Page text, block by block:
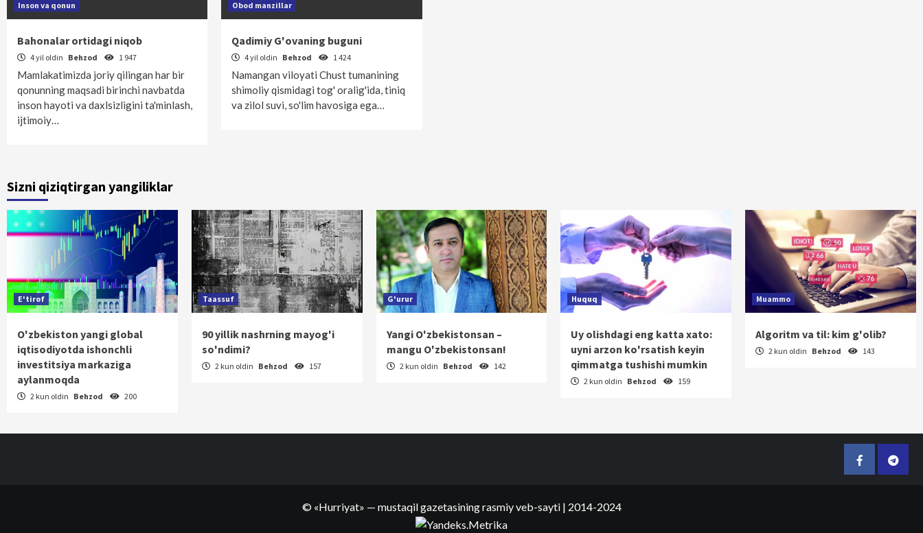
Inson va qonun
Bahonalar ortidagi niqob
4 yil oldin Behzod 1 947
Mamlakatimizda joriy qilingan har bir
qonunning maqsadi birinchi navbatda
inson hayoti va daxlsizligini ta'minlash,
ijtimoiy…
Obod manzillar
Qadimiy G'ovaning buguni
4 yil oldin Behzod 1 424
Namangan viloyati Chust tumanining
shimoliy qismidagi tog' oralig'ida, tiniq
va zilol suvi, so'lim havosiga ega…
Sizni qiziqtirgan yangiliklar
E'tirof
O'zbekiston yangi global
iqtisodiyotda ishonchli
investitsiya markaziga
aylanmoqda
2 kun oldin Behzod 200
Taassuf
90 yillik nashrning mayog'i
so'ndimi?
2 kun oldin Behzod 157
G'urur
Yangi O'zbekistonsan –
mangu O'zbekistonsan!
2 kun oldin Behzod 142
Huquq
Uy olishdagi eng katta xato:
uyni arzon ko'rsatish keyin
qimmatga tushishi mumkin
2 kun oldin Behzod 159
Muammo
Algoritm va til: kim g'olib?
2 kun oldin Behzod 143
Facebook
© «Hurriyat» — mustaqil gazetasining rasmiy veb-sayti | 2014-2024